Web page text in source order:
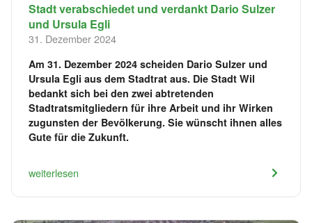
Stadt verabschiedet und verdankt Dario Sulzer
und Ursula Egli
31. Dezember 2024
Am 31. Dezember 2024 scheiden Dario Sulzer und
Ursula Egli aus dem Stadtrat aus. Die Stadt Wil
bedankt sich bei den zwei abtretenden
Stadtratsmitgliedern für ihre Arbeit und ihr Wirken
zugunsten der Bevölkerung. Sie wünscht ihnen alles
Gute für die Zukunft.
weiterlesen